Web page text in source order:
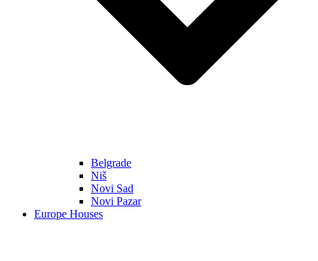
Belgrade
Niš
Novi Sad
Novi Pazar
Europe Houses